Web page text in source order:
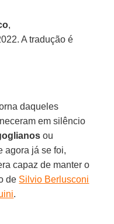
,
A tradução é
daqueles
em silêncio
ou
agora já se foi,
capaz de manter o
de Silvio Berlusconi
.